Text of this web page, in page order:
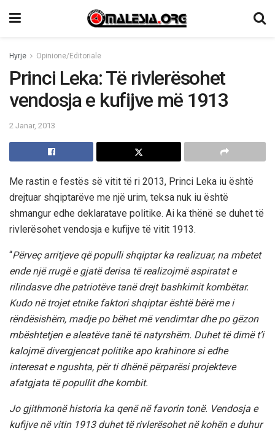
Hyrje Opinione/Editoriale
Princi Leka: Të rivlerësohet
vendosja e kufijve më 1913
2 Janar, 2013
Me rastin e festës së vitit të ri 2013, Princi Leka iu është
drejtuar shqiptarëve me një urim, teksa nuk iu është
shmangur edhe deklaratave politike. Ai ka thënë se duhet të
rivlerësohet vendosja e kufijve të vitit 1913.
“Përveç arritjeve që populli shqiptar ka realizuar, na mbetet
ende një rrugë e gjatë derisa të realizojmë aspiratat e
rilindasve dhe patriotëve tanë drejt bashkimit kombëtar.
Kudo në trojet etnike faktori shqiptar është bërë me i
rëndësishëm, madje po bëhet më vendimtar dhe po gëzon
mbështetjen e aleatëve tanë të natyrshëm. Duhet të dimë t’i
kalojmë divergjencat politike apo krahinore si edhe
interesat e ngushta, për ti dhënë përparësi projekteve
afatgjata të popullit dhe kombit.
Jo gjithmonë historia ka qenë në favorin tonë. Vendosja e
kufijve në vitin 1913 duhet të rivlerësohet në kohën e duhur